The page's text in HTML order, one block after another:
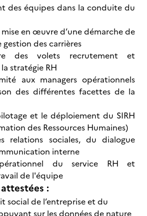
des équipes dans la conduite du
en œuvre d’une démarche de
gestion des carrières
des volets recrutement et
stratégie RH
aux managers opérationnels
des différentes facettes de la
et le déploiement du SIRH
des Ressources Humaines)
relations sociales, du dialogue
interne
du service RH et
de l'équipe
:
social de l’entreprise et du
sur les données de nature